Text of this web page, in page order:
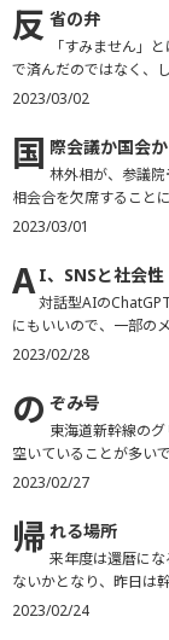
反 省の弁
「すみません」
で済んだのではなく、
2023/03/02
国 際会議か国会か
林外相が、参議
相会合を欠席すること
2023/03/01
A I、SNSと社会性
対話型AIの
にもいいので、一部の
2023/02/28
の ぞみ号
東海道新幹線の
空いていることが多い
2023/02/27
帰 れる場所
来年度は還暦に
ないかとなり、昨日は
2023/02/24